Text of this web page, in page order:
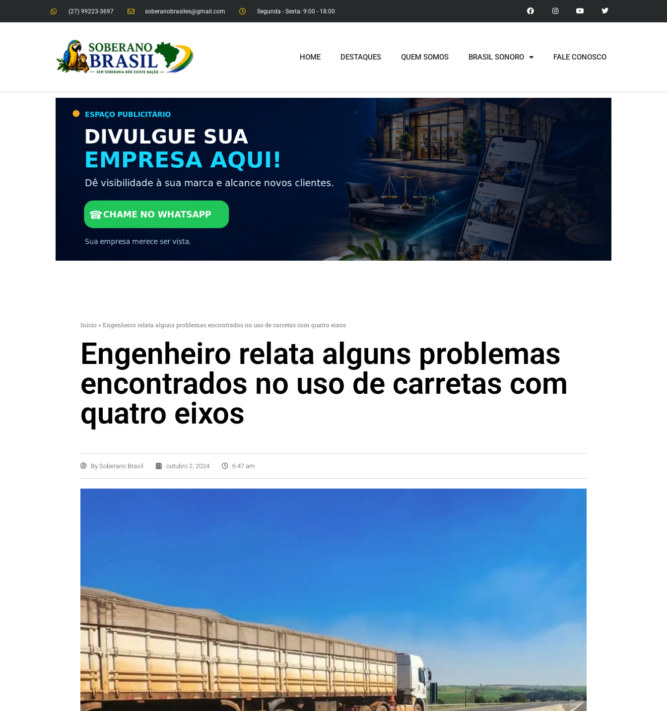
(27) 99223-3697 soberanobrasiles@gmail.com Segunda - Sexta: 9:00 - 18:00​
HOME DESTAQUES QUEM SOMOS BRASIL SONORO FALE CONOSCO
Início » Engenheiro relata alguns problemas encontrados no uso de carretas com quatro eixos
Engenheiro relata alguns problemas
encontrados no uso de carretas com
quatro eixos
By Soberano Brasil outubro 2, 2024 6:47 am